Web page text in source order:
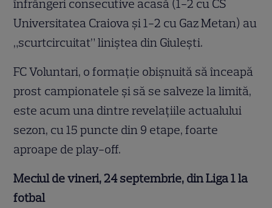
înfrângeri consecutive acasă (1-2 cu CS
Universitatea Craiova şi 1-2 cu Gaz Metan) au
„scurtcircuitat” liniştea din Giuleşti.
FC Voluntari, o formaţie obişnuită să înceapă
prost campionatele şi să se salveze la limită,
este acum una dintre revelaţiile actualului
sezon, cu 15 puncte din 9 etape, foarte
aproape de play-off.
Meciul de vineri, 24 septembrie, din Liga 1 la
fotbal